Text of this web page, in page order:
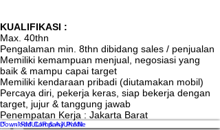
KUALIFIKASI :
Max. 40thn
Pengalaman min. 8thn dibidang sales / penjualan
Memiliki kemampuan menjual, negosiasi yang
baik & mampu capai target
Memiliki kendaraan pribadi (diutamakan mobil)
Percaya diri, pekerja keras, siap bekerja dengan
target, jujur & tanggung jawab
Penempatan Kerja : Jakarta Barat
ISI FORMULIR & AJUKAN
Download Company Profile